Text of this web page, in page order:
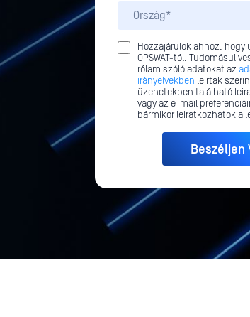
Hozzájárulok ahhoz, hogy
OPSWAT-tól. Tudomásul
rólam szóló adatokat az
irányelvekben leírtak
üzenetekben található
vagy az e-mail
bármikor leiratkozhatok a